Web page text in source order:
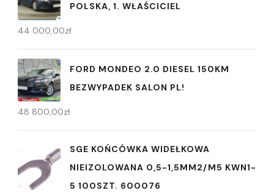
POLSKA, 1. WŁAŚCICIEL
44 000,00zł
FORD MONDEO 2.0 DIESEL 150KM
BEZWYPADEK SALON PL!
48 800,00zł
SGE KOŃCÓWKA WIDEŁKOWA
NIEIZOLOWANA 0,5-1,5MM2/M5 KWN1-
5 100SZT. 600076